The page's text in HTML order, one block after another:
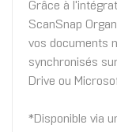
Grâce à
ScanSnap
vos documents
synchronisés
Drive ou
*Disponible via